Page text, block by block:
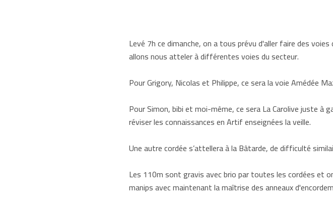
Levé 7h ce dimanche, on a tous prévu d'aller faire des
allons nous atteler à différentes voies du secteur.
Pour Grigory, Nicolas et Philippe, ce sera la voie Amédée
Pour Simon, bibi et moi-même, ce sera La Carolive juste à
réviser les connaissances en Artif enseignées la veille.
Une autre cordée s’attellera à la Bâtarde, de difficulté
Les 110m sont gravis avec brio par toutes les cordées et
manips avec maintenant la maîtrise des anneaux